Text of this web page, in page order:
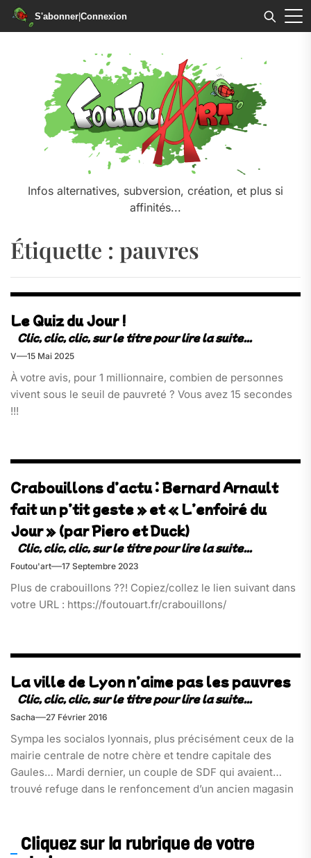
S'abonner|Connexion
Infos alternatives, subversion, création, et plus si
affinités...
Étiquette : pauvres
Le Quiz du Jour !
V 15 Mai 2025
À votre avis, pour 1 millionnaire, combien de personnes
vivent sous le seuil de pauvreté ? Vous avez 15 secondes
!!!
Crabouillons d’actu : Bernard Arnault
fait un p’tit geste » et « L’enfoiré du
Jour » (par Piero et Duck)
Foutou'art 17 Septembre 2023
Plus de crabouillons ??! Copiez/collez le lien suivant dans
votre URL : https://foutouart.fr/crabouillons/
La ville de Lyon n’aime pas les pauvres
Sacha 27 Février 2016
Sympa les socialos lyonnais, plus précisément ceux de la
mairie centrale de notre chère et tendre capitale des
Gaules… Mardi dernier, un couple de SDF qui avaient
trouvé refuge dans le renfoncement d’un ancien magasin
Cliquez sur la rubrique de votre